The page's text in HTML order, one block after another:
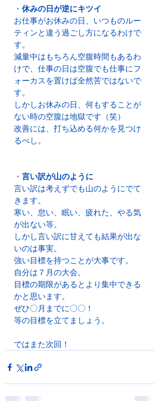
・ 休みの日が逆にキツイ
お仕事がお休みの日、いつものルー
ティンと違う過ごし方になるわけで
す。
減量中はもちろん空腹時間もあるわ
けで、仕事の日は空腹でも仕事にフ
ォーカスを置けば全然苦ではないで
す。
しかしお休みの日、何もすることが
ない時の空腹は地獄です（笑）
改善には、打ち込める何かを見つけ
るべし。
・ 言い訳が山のように
言い訳は考えずでも山のようにでて
きます。
寒い、怠い、眠い、疲れた、やる気
が出ない等。
しかし言い訳に甘えても結果が出な
いのは事実。
強い目標を持つことが大事です。
自分は７月の大会。
目標の期限があるとより集中できる
かと思います。
ぜひ〇月までに〇〇！
等の目標を立てましょう。
ではまた次回！